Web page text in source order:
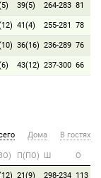
39(5) 264-283 81
41(4) 255-281 78
36(16) 236-289 76
43(12) 237-300 66
Дома В гостях
П(ПО) Ш О
21(9) 298-234 113